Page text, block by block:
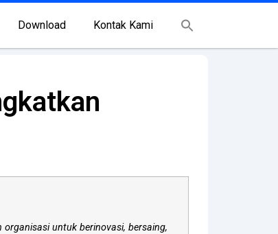
Download Kontak Kami
untuk berinovasi, bersaing,